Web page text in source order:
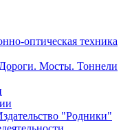
оптическая техника
Дороги. Мосты. Тоннели
"Родники"